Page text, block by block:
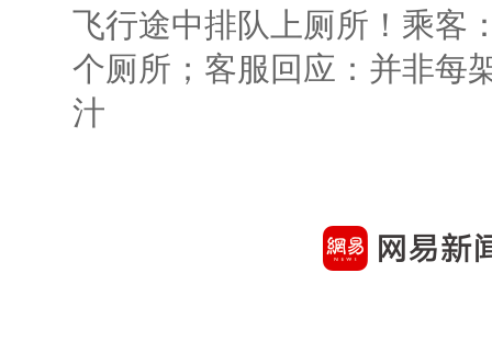
飞行途中排队上厕所！乘客
个厕所；客服回应：并非每
汁